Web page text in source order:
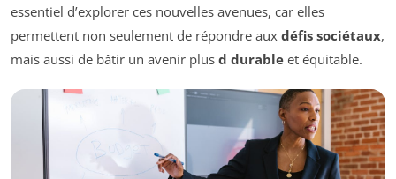
essentiel d’explorer ces nouvelles avenues, car elles
permettent non seulement de répondre aux défis sociétaux,
mais aussi de bâtir un avenir plus d durable et équitable.